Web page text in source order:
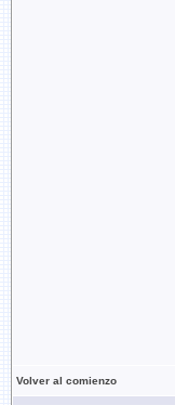
Volver al comienzo